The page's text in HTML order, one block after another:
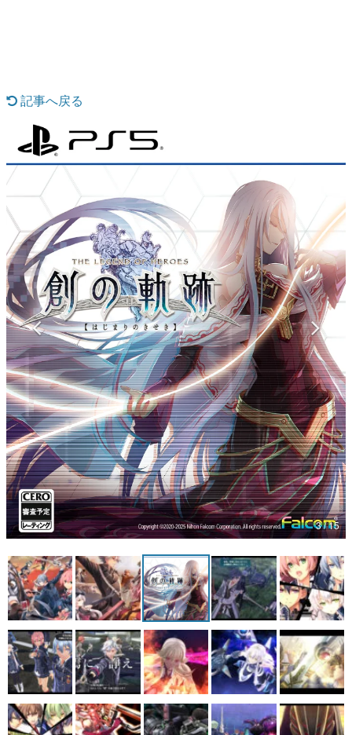
カテゴリ
特集記事
マンガ
女性向け
アプリレビュー
その他
電ファミニコゲーマーとは？
運営：株式会社マレ
記事へ戻る
3 / 15